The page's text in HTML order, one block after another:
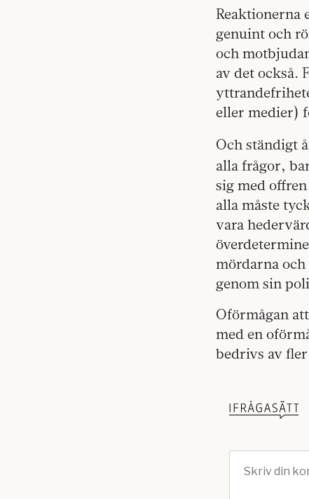
Reaktionerna
genuint och
och
av det också.
eller medier)
Och ständigt
alla frågor,
sig med
alla måste
vara
mördarna och
genom sin
Oförmågan
med en
bedrivs av